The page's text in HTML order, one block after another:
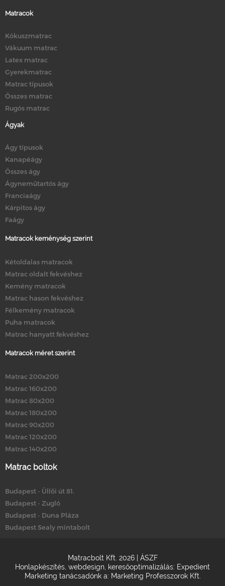
Matracok
Kókuszmatrac
Vákuum matrac
Latex matrac
Gyerekmatrac
Matrac típusok
Összes matrac
Rugós matrac
Ágyak
Ágy típusok
Kanapéágy
Összes ágy
Ágyneműtartós ágy
Franciaágy
Kárpitos ágy
Faágy
Matracok keménység szerint
Kétoldalas matracok
Matrac oldalt fekvéshez
Kemény matracok
Matrac hason fekvéshez
Félkemény matracok
Puha matracok
Matrac hanyatt fekvéshez
Matracok méret szerint
Matrac 200x200
Matrac 160x200
Matrac 80x200
Matrac 180x200
Matrac 90x200
Matrac 120x200
Matrac 140x200
Matrac boltok
Budapest - Üllői út 81.
Budapest - Zugló
Budapest - Duna Pláza
Budapest Sealy mintabolt
Matracbolt Kft. 2026 | ÁSZF
Honlapkészítés webdesign keresőoptimalizálás: Expedient
Marketing tanácsadónk a: Marketing Professzorok Kft.